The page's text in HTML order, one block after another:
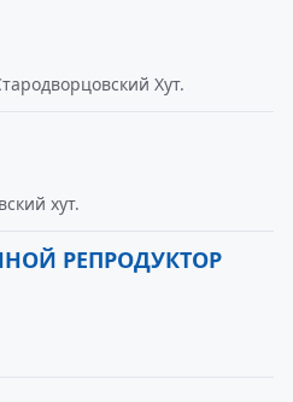
Хут.
хут.
РЕПРОДУКТОР